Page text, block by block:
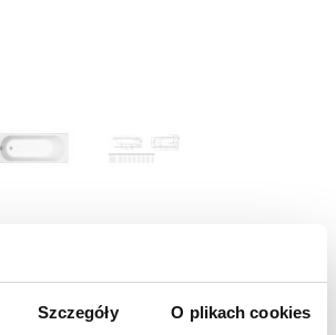
Szczegóły O plikach cookies
160x70 cm biały